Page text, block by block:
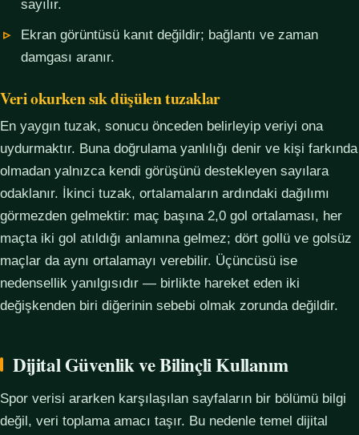
sayılır.
Ekran görüntüsü kanıt değildir; bağlantı ve zaman
damgası aranır.
Veri okurken sık düşülen tuzaklar
En yaygın tuzak, sonucu önceden belirleyip veriyi ona
uydurmaktır. Buna doğrulama yanlılığı denir ve kişi farkında
olmadan yalnızca kendi görüşünü destekleyen sayılara
odaklanır. İkinci tuzak, ortalamaların ardındaki dağılımı
görmezden gelmektir: maç başına 2,0 gol ortalaması, her
maçta iki gol atıldığı anlamına gelmez; dört gollü ve golsüz
maçlar da aynı ortalamayı verebilir. Üçüncüsü ise
nedensellik yanılgısıdır — birlikte hareket eden iki
değişkenden biri diğerinin sebebi olmak zorunda değildir.
Dijital Güvenlik ve Bilinçli Kullanım
Spor verisi ararken karşılaşılan sayfaların bir bölümü bilgi
değil, veri toplama amacı taşır. Bu nedenle temel dijital